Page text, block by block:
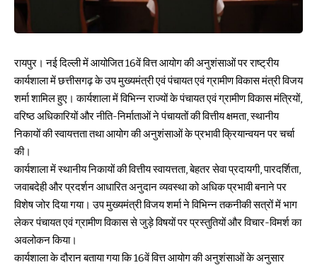
रायपुर। नई दिल्ली में आयोजित 16वें वित्त आयोग की अनुशंसाओं पर राष्ट्रीय
कार्यशाला में छत्तीसगढ़ के उप मुख्यमंत्री एवं पंचायत एवं ग्रामीण विकास मंत्री विजय
शर्मा शामिल हुए। कार्यशाला में विभिन्न राज्यों के पंचायत एवं ग्रामीण विकास मंत्रियों,
वरिष्ठ अधिकारियों और नीति-निर्माताओं ने पंचायतों की वित्तीय क्षमता, स्थानीय
निकायों की स्वायत्तता तथा आयोग की अनुशंसाओं के प्रभावी क्रियान्वयन पर चर्चा
की।
कार्यशाला में स्थानीय निकायों की वित्तीय स्वायत्तता, बेहतर सेवा प्रदायगी, पारदर्शिता,
जवाबदेही और प्रदर्शन आधारित अनुदान व्यवस्था को अधिक प्रभावी बनाने पर
विशेष जोर दिया गया। उप मुख्यमंत्री विजय शर्मा ने विभिन्न तकनीकी सत्रों में भाग
लेकर पंचायत एवं ग्रामीण विकास से जुड़े विषयों पर प्रस्तुतियों और विचार-विमर्श का
अवलोकन किया।
कार्यशाला के दौरान बताया गया कि 16वें वित्त आयोग की अनुशंसाओं के अनुसार